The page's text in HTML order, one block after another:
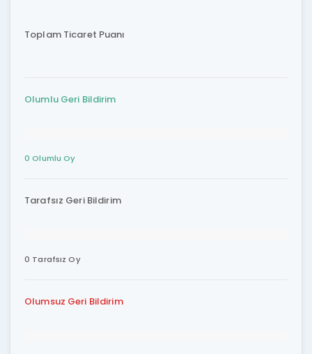
Toplam Ticaret Puanı
Olumlu Geri Bildirim
0 Olumlu Oy
Tarafsız Geri Bildirim
0 Tarafsız Oy
Olumsuz Geri Bildirim